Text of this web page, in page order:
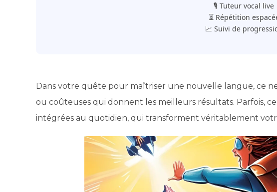
🎙️ Tuteur vocal live
⏳ Répétition
📈 Suivi de
Dans votre quête pour maîtriser une nouvelle langue, ce
ou coûteuses qui donnent les meilleurs résultats. Parfois,
intégrées au quotidien, qui transforment véritablement